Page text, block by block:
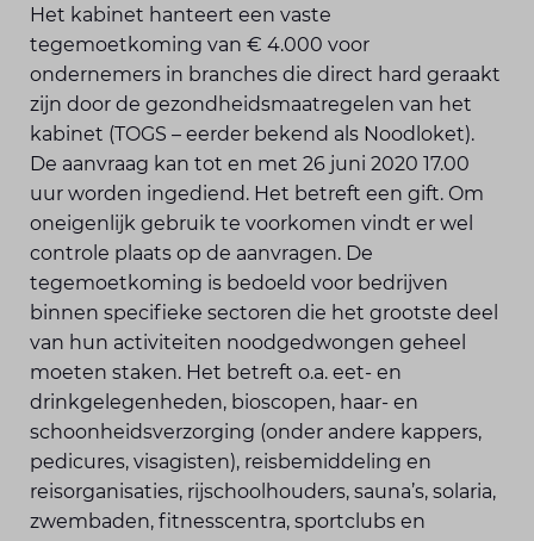
Het kabinet hanteert een vaste
tegemoetkoming van € 4.000 voor
ondernemers in branches die direct hard geraakt
zijn door de gezondheidsmaatregelen van het
kabinet (TOGS – eerder bekend als Noodloket).
De aanvraag kan tot en met 26 juni 2020 17.00
uur worden ingediend. Het betreft een gift. Om
oneigenlijk gebruik te voorkomen vindt er wel
controle plaats op de aanvragen. De
tegemoetkoming is bedoeld voor bedrijven
binnen specifieke sectoren die het grootste deel
van hun activiteiten noodgedwongen geheel
moeten staken. Het betreft o.a. eet- en
drinkgelegenheden, bioscopen, haar- en
schoonheidsverzorging (onder andere kappers,
pedicures, visagisten), reisbemiddeling en
reisorganisaties, rijschoolhouders, sauna’s, solaria,
zwembaden, fitnesscentra, sportclubs en